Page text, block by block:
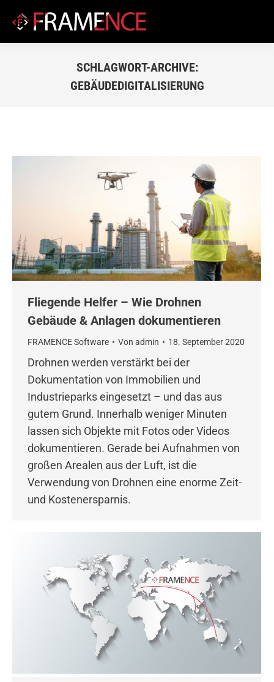
SCHLAGWORT-ARCHIVE:
GEBÄUDEDIGITALISIERUNG
Fliegende Helfer – Wie Drohnen
Gebäude & Anlagen dokumentieren
FRAMENCE Software Von admin 18. September 2020
Drohnen werden verstärkt bei der
Dokumentation von Immobilien und
Industrieparks eingesetzt – und das aus
gutem Grund. Innerhalb weniger Minuten
lassen sich Objekte mit Fotos oder Videos
dokumentieren. Gerade bei Aufnahmen von
großen Arealen aus der Luft, ist die
Verwendung von Drohnen eine enorme Zeit-
und Kostenersparnis.